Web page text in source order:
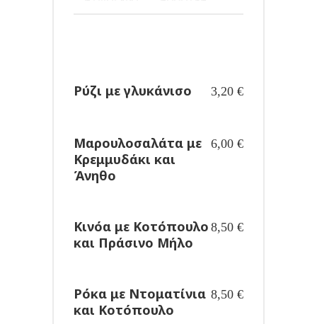
Ρύζι με γλυκάνισο 3,20 €
Μαρουλοσαλάτα με
Κρεμμυδάκι και
Άνηθο
6,00 €
Κινόα με Κοτόπουλο
και Πράσινο Μήλο
8,50 €
Ρόκα με Ντοματίνια
και Κοτόπουλο
8,50 €